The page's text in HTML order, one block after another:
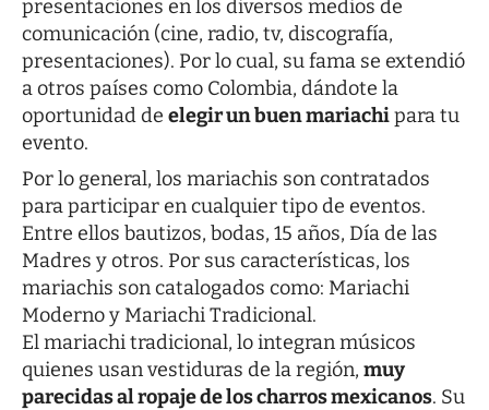
presentaciones en los diversos medios de
comunicación (cine, radio, tv, discografía,
presentaciones). Por lo cual, su fama se extendió
a otros países como Colombia, dándote la
oportunidad de elegir un buen mariachipara tu
evento.
Por lo general, los mariachis son contratados
para participar en cualquier tipo de eventos.
Entre ellos bautizos, bodas, 15 años, Día de las
Madres y otros. Por sus características, los
mariachis son catalogados como: Mariachi
Moderno y Mariachi Tradicional.
El mariachi tradicional, lo integran músicos
quienes usan vestiduras de la región, muy
parecidas al ropaje de los charros mexicanos. Su